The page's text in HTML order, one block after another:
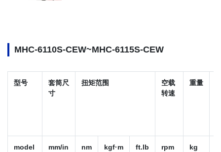
MHC-6110S-CEW~MHC-6115S-CEW
型号
套筒尺
寸
扭矩范围
空载
转速
重量
model mm/in nm kgf·m ft.lb rpm kg